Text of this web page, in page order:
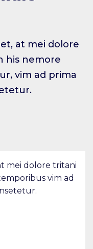
at mei dolore
his nemore
vim ad prima
mei dolore tritani
vim ad